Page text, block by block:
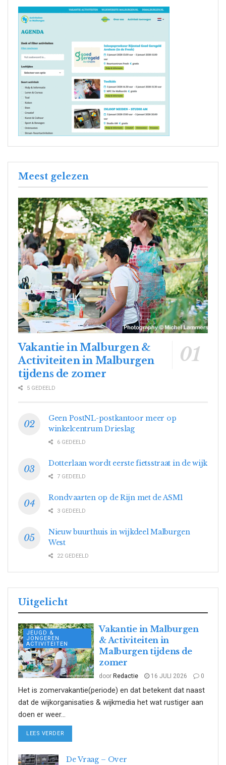
Meest gelezen
Vakantie in Malburgen &
Activiteiten in Malburgen
tijdens de zomer
5 GEDEELD
Geen PostNL-postkantoor meer op
winkelcentrum Drieslag
6 GEDEELD
Dotterlaan wordt eerste fietsstraat in de wijk
7 GEDEELD
Rondvaarten op de Rijn met de ASM1
3 GEDEELD
Nieuw buurthuis in wijkdeel Malburgen
West
22 GEDEELD
Uitgelicht
JEUGD &
JONGEREN
ACTIVITEITEN
Vakantie in Malburgen
& Activiteiten in
Malburgen tijdens de
zomer
door Redactie 16 JULI 2026 0
Het is zomervakantie(periode) en dat betekent dat naast
dat de wijkorganisaties & wijkmedia het wat rustiger aan
doen er weer...
LEES VERDER
De Vraag – Over